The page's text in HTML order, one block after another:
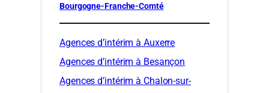
Bourgogne-Franche-Comté
Agences d’intérim à Auxerre
Agences d’intérim à Besançon
Agences d’intérim à Chalon-sur-